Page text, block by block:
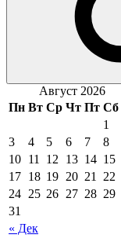
Август 2026
Пн Вт Ср Чт Пт Сб
« Дек
1
3
4 5 6 7 8
10 11 12 13 14 15
17 18 19 20 21 22
24 25 26 27 28 29
31